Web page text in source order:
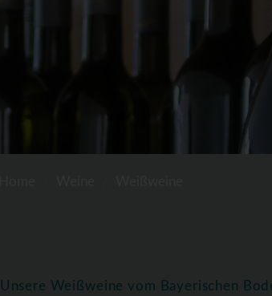
Unsere Weißweine vom Bayerischen